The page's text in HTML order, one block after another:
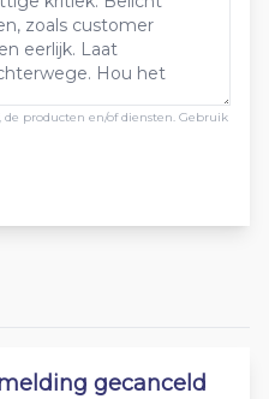
producten en/of diensten. Gebruik
gecanceld